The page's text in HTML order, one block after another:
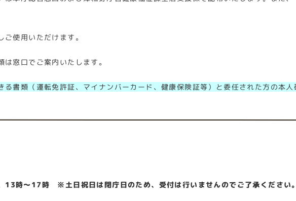
用いただけます。
窓口でご案内いたします。
る書類（運転免許証、マイナンバーカード、健康保険証等）と委任された方の本人
13時～17時 ※土日祝日は閉庁日のため、受付は行いませんのでご了承ください。